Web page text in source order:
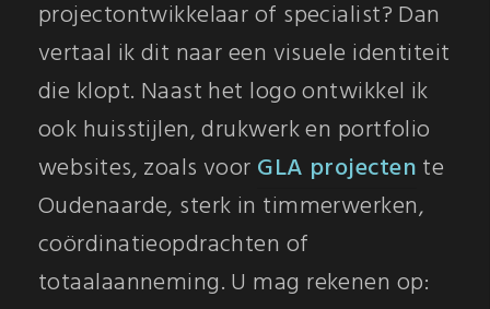
projectontwikkelaar of specialist? Dan
vertaal ik dit naar een visuele identiteit
die klopt. Naast het logo ontwikkel ik
ook huisstijlen, drukwerk en portfolio
websites, zoals voor GLA projecten te
Oudenaarde, sterk in timmerwerken,
coördinatieopdrachten of
totaalaanneming. U mag rekenen op: